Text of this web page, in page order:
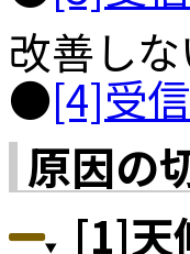
改善し
●[4]受
原因の
[1]天